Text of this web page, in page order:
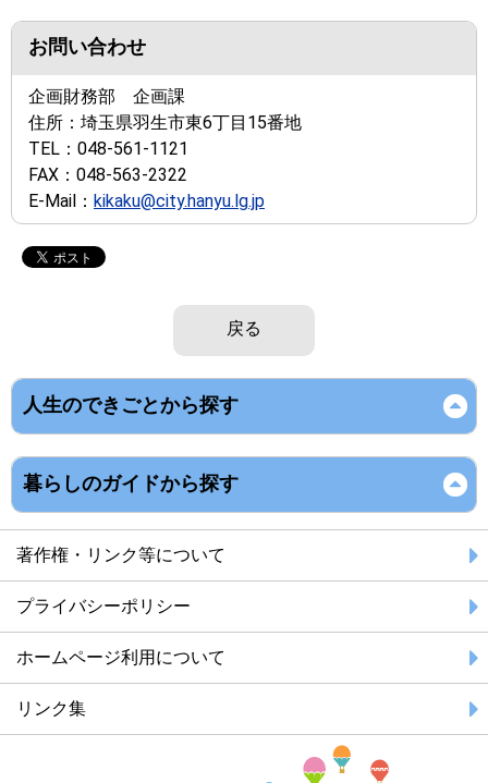
お問い合わせ
企画財務部 企画課
住所： 埼玉県羽生市東6丁目15番地
TEL： 048-561-1121
FAX： 048-563-2322
E-Mail： kikaku@city.hanyu.lg.jp
戻る
人生のできごとから探す
暮らしのガイドから探す
著作権・リンク等について
プライバシーポリシー
ホームページ利用について
リンク集